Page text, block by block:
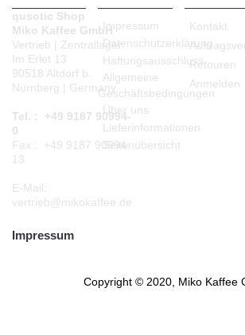
qusotic Shop
Miko Kaffee GmbH
Vertrieb | Zentrallager
Im Erlet 13
90518 Altdorf b.
Nürnberg | Germany
Tel. : +49 9187 90994-
0
Fax : +49 9187 90994-
13
E-Mail:
vertrieb@mikokaffee.de
Impressum
Datenschutzerklärung
Haftungsausschluss
Allgemeine
Geschäftsbedingungen
Über uns
Lieferinformationen
Seitenübersicht
Kontakt
Retouren
Anmelden
Impressum
Copyright © 2020, Miko Kaffee